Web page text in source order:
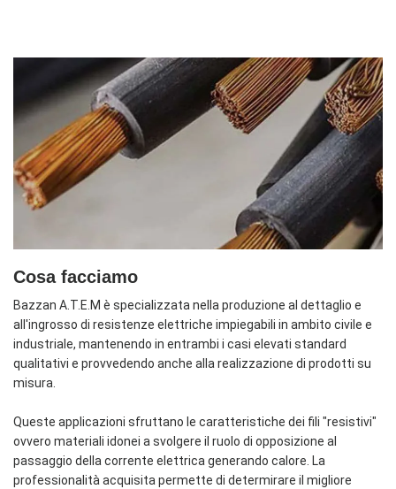
Cosa facciamo
Bazzan A.T.E.M è specializzata nella produzione al dettaglio e
all'ingrosso di resistenze elettriche impiegabili in ambito civile e
industriale, mantenendo in entrambi i casi elevati standard
qualitativi e provvedendo anche alla realizzazione di prodotti su
misura.
Queste applicazioni sfruttano le caratteristiche dei fili "resistivi"
ovvero materiali idonei a svolgere il ruolo di opposizione al
passaggio della corrente elettrica generando calore. La
professionalità acquisita permette di determirare il migliore